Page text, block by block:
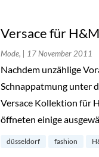
Versace für
Mode, | 17 November 2011
Nachdem unzählige
Schnappatmung unter
Versace Kollektion für
öffneten einige
düsseldorf fashion